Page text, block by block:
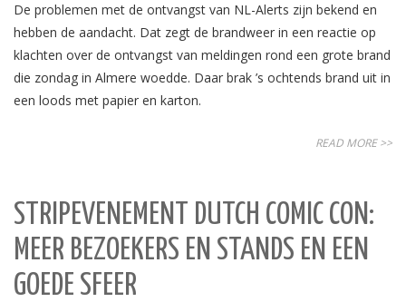
De problemen met de ontvangst van NL-Alerts zijn bekend en
hebben de aandacht. Dat zegt de brandweer in een reactie op
klachten over de ontvangst van meldingen rond een grote brand
die zondag in Almere woedde. Daar brak ’s ochtends brand uit in
een loods met papier en karton.
READ MORE >>
STRIPEVENEMENT DUTCH COMIC CON:
MEER BEZOEKERS EN STANDS EN EEN
GOEDE SFEER